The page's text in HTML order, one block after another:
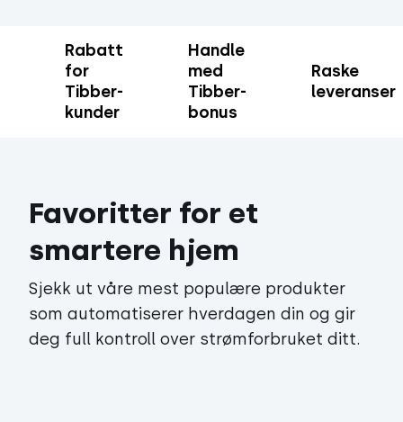
Rabatt
for
Tibber-
kunder
Handle
med
Tibber-
bonus
Raske
leveranser
Favoritter for et
smartere hjem
Sjekk ut våre mest populære produkter
som automatiserer hverdagen din og gir
deg full kontroll over strømforbruket ditt.